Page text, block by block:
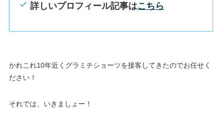
詳しいプロフィール記事はこちら
かれこれ10年近くグラミチショーツを接客してきたのでお任せく
ださい！
それでは、いきましょー！